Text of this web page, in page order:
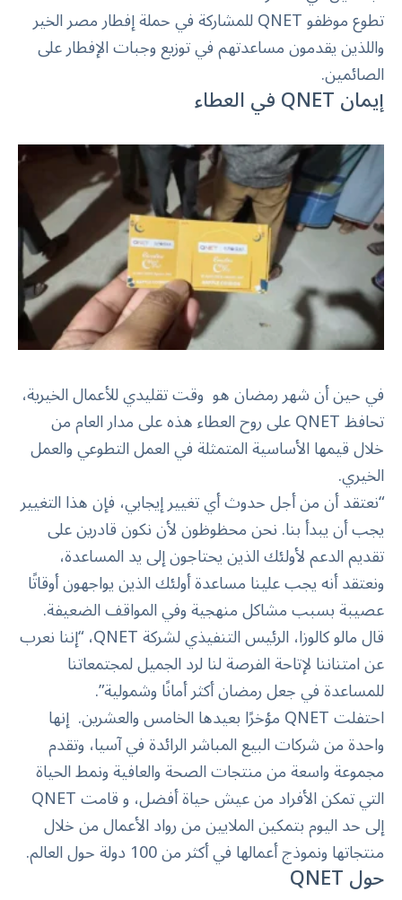
تطوع موظفو QNET للمشاركة في حملة إفطار مصر الخير
واللذين يقدمون مساعدتهم في توزيع وجبات الإفطار على
الصائمين.
إيمان QNET في العطاء
في حين أن شهر رمضان هو وقت تقليدي للأعمال الخيرية،
تحافظ QNET على روح العطاء هذه على مدار العام من
خلال قيمها الأساسية المتمثلة في العمل التطوعي والعمل
الخيري.
“نعتقد أن من أجل حدوث أي تغيير إيجابي، فإن هذا التغيير
يجب أن يبدأ بنا. نحن محظوظون لأن نكون قادرين على
تقديم الدعم لأولئك الذين يحتاجون إلى يد المساعدة،
ونعتقد أنه يجب علينا مساعدة أولئك الذين يواجهون أوقاتًا
عصيبة بسبب مشاكل منهجية وفي المواقف الضعيفة.
قال مالو كالوزا، الرئيس التنفيذي لشركة QNET، “إننا نعرب
عن امتناننا لإتاحة الفرصة لنا لرد الجميل لمجتمعاتنا
للمساعدة في جعل رمضان أكثر أمانًا وشمولية”.
احتفلت QNET مؤخرًا بعيدها الخامس والعشرين. إنها
واحدة من شركات البيع المباشر الرائدة في آسيا، وتقدم
مجموعة واسعة من منتجات الصحة والعافية ونمط الحياة
التي تمكن الأفراد من عيش حياة أفضل، و قامت QNET
إلى حد اليوم بتمكين الملايين من رواد الأعمال من خلال
منتجاتها ونموذج أعمالها في أكثر من 100 دولة حول العالم.
حول QNET